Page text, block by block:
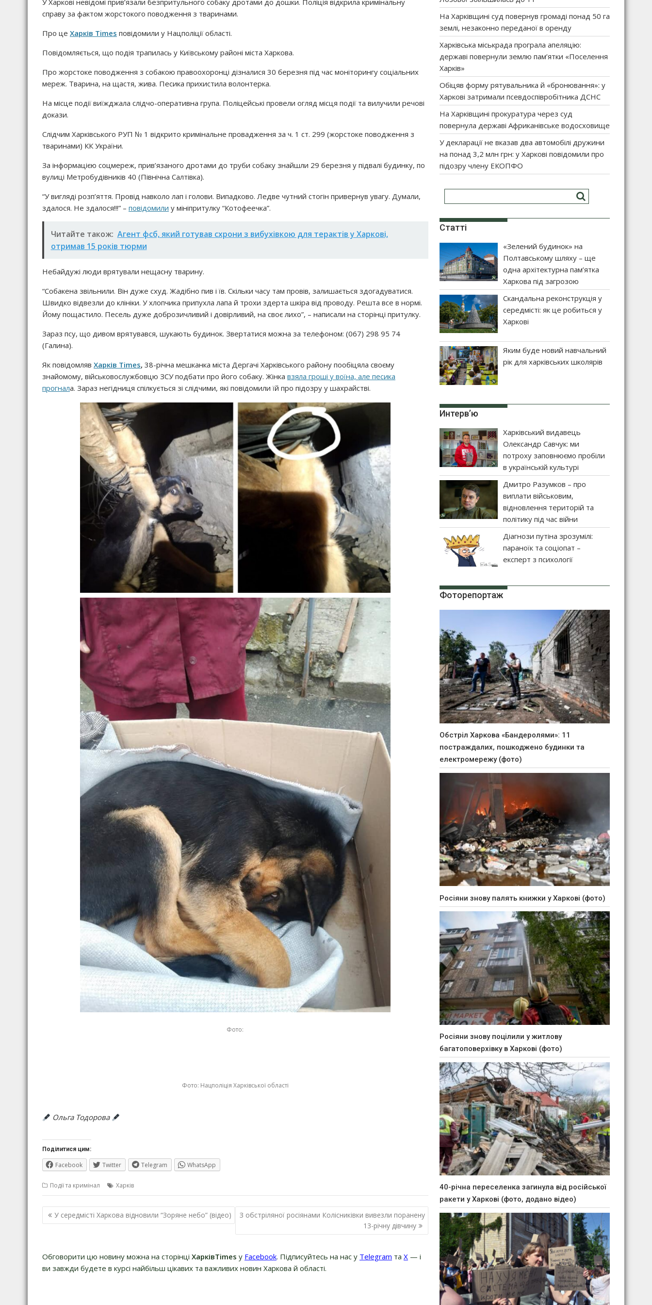
У Харкові невідомі прив’язали безпритульного собаку дротами до дошки. Поліція відкрила кримінальну
справу за фактом жорстокого поводження з тваринами.
Про це Харків Times повідомили у Нацполіції області.
Повідомляється, що подія трапилась у Київському районі міста Харкова.
Про жорстоке поводження з собакою правоохоронці дізналися 30 березня під час моніторингу соціальних
мереж. Тварина, на щастя, жива. Песика прихистила волонтерка.
На місце події виїжджала слідчо-оперативна група. Поліцейські провели огляд місця події та вилучили речові
докази.
Слідчим Харківського РУП № 1 відкрито кримінальне провадження за ч. 1 ст. 299 (жорстоке поводження з
тваринами) КК України.
За інформацією соцмереж, прив’язаного дротами до труби собаку знайшли 29 березня у підвалі будинку, по
вулиці Метробудівників 40 (Північна Салтівка).
“У вигляді розп’яття. Провід навколо лап і голови. Випадково. Ледве чутний стогін привернув увагу. Думали,
здалося. Не здалося!!!” – повідомили у мініпритулку “Котофеечка”.
Читайте також: Агент фсб, який готував схрони з вибухівкою для терактів у Харкові,
отримав 15 років тюрми
Небайдужі люди врятували нещасну тварину.
“Собакена звільнили. Він дуже схуд. Жадібно пив і їв. Скільки часу там провів, залишається здогадуватися.
Швидко відвезли до клініки. У хлопчика припухла лапа й трохи здерта шкіра від проводу. Решта все в нормі.
Йому пощастило. Песель дуже доброзичливий і довірливий, на своє лихо”, – написали на сторінці притулку.
Зараз псу, що дивом врятувався, шукають будинок. Звертатися можна за телефоном: (067) 298 95 74
(Галина).
Як повідомляв Харків Times, 38-річна мешканка міста Дергачі Харківського району пообіцяла своєму
знайомому, військовослужбовцю ЗСУ подбати про його собаку. Жінка взяла гроші у воїна, але песика
прогнала. Зараз негідниця спілкується зі слідчими, які повідомили їй про підозру у шахрайстві.
Фото:
Фото: Нацполіція Харківської області
Ольга Тодорова
Поділитися цим:
Facebook Twitter Telegram WhatsApp
Події та кримінал Харків
Навігація
записів
У середмісті Харкова відновили “Зоряне небо” (відео)
З обстріляної росіянами Колісниківки вивезли поранену
13-річну дівчину
Обговорити цю новину можна на сторінці ХарківTimes у Facebook. Підписуйтесь на нас у Telegram та Х — і
ви завжди будете в курсі найбільш цікавих та важливих новин Харкова й області.
На Харківщині суд повернув громаді понад 50 га
землі, незаконно переданої в оренду
Харківська міськрада програла апеляцію:
державі повернули землю пам’ятки «Поселення
Харків»
Обіцяв форму рятувальника й «бронювання»: у
Харкові затримали псевдоспівробітника ДСНС
На Харківщині прокуратура через суд
повернула державі Африканівське водосховище
У декларації не вказав два автомобілі дружини
на понад 3,2 млн грн: у Харкові повідомили про
підозру члену ЕКОПФО
Статті
«Зелений будинок» на
Полтавському шляху – ще
одна архітектурна пам’ятка
Харкова під загрозою
Скандальна реконструкція у
середмісті: як це робиться у
Харкові
Яким буде новий навчальний
рік для харківських школярів
Интерв’ю
Харківський видавець
Олександр Савчук: ми
потроху заповнюємо пробіли
в українській культурі
Дмитро Разумков – про
виплати військовим,
відновлення територій та
політику під час війни
Діагнози путіна зрозумілі:
параноїк та соціопат –
експерт з психології
Фоторепортаж
Обстріл Харкова «Бандеролями»: 11
постраждалих, пошкоджено будинки та
електромережу (фото)
Росіяни знову палять книжки у Харкові (фото)
Росіяни знову поцілили у житлову
багатоповерхівку в Харкові (фото)
40-річна переселенка загинула від російської
ракети у Харкові (фото, додано відео)